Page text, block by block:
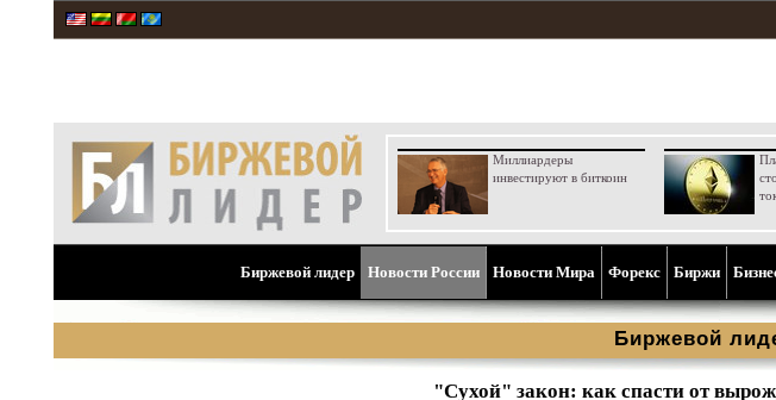
Миллиардеры
инвестируют в биткоин
Биржевой лидер Новости России Новости Мира Форекс Биржи
Биржевой
"Сухой" закон: как спасти от